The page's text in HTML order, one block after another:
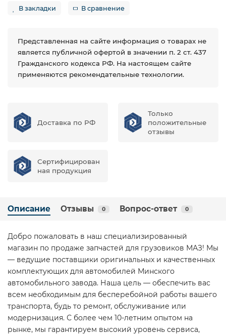
В закладки В сравнение
Представленная на сайте информация о товарах не
является публичной офертой в значении п. 2 ст. 437
Гражданского кодекса РФ. На настоящем сайте
применяются рекомендательные технологии.
Доставка по РФ
Только
положительные
отзывы
Сертифицирован
ная продукция
Описание Отзывы 0 Вопрос-ответ 0
Добро пожаловать в наш специализированный
магазин по продаже запчастей для грузовиков МАЗ! Мы
— ведущие поставщики оригинальных и качественных
комплектующих для автомобилей Минского
автомобильного завода. Наша цель — обеспечить вас
всем необходимым для бесперебойной работы вашего
транспорта, будь то ремонт, обслуживание или
модернизация. С более чем 10-летним опытом на
рынке, мы гарантируем высокий уровень сервиса,